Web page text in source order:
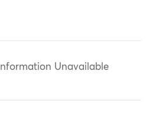
Information Unavailable